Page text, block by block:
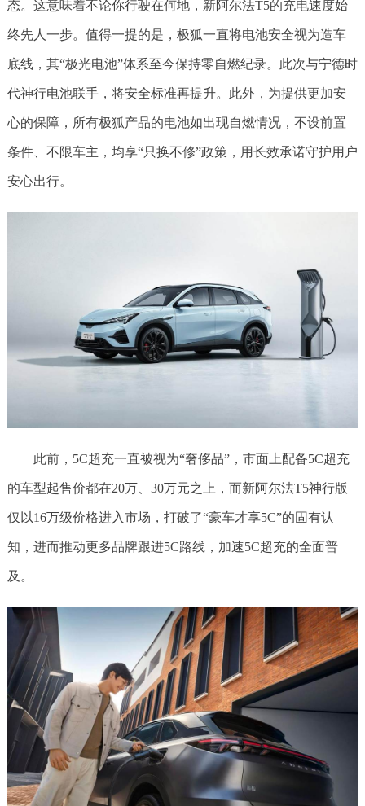
态。这意味着不论你行驶在何地，新阿尔法T5的充电速度始
终先人一步。值得一提的是，极狐一直将电池安全视为造车
底线，其“极光电池”体系至今保持零自燃纪录。此次与宁德时
代神行电池联手，将安全标准再提升。此外，为提供更加安
心的保障，所有极狐产品的电池如出现自燃情况，不设前置
条件、不限车主，均享“只换不修”政策，用长效承诺守护用户
安心出行。
此前，5C超充一直被视为“奢侈品”，市面上配备5C超充
的车型起售价都在20万、30万元之上，而新阿尔法T5神行版
仅以16万级价格进入市场，打破了“豪车才享5C”的固有认
知，进而推动更多品牌跟进5C路线，加速5C超充的全面普
及。